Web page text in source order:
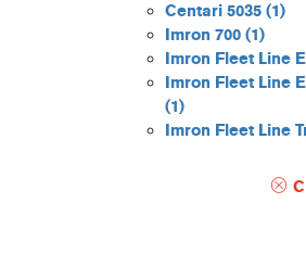
Centari 5035 (1)
Imron 700 (1)
Imron Fleet Line
Imron Fleet Line
(1)
Imron Fleet Line